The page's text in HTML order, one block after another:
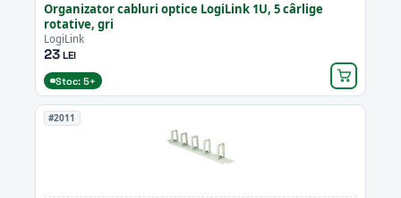
Organizator cabluri optice LogiLink 1U, 5 cârlige
rotative, gri
LogiLink
23LEI
Stoc: 5+
#2011